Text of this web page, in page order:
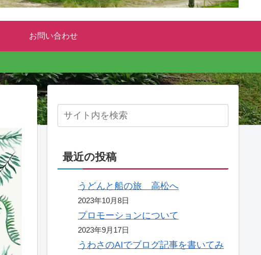
お問い合わせ
最近の投稿
うどんと船の旅 高松へ
2023年10月8日
プロモーションについて
2023年9月17日
うわさのAIでブログ記事を書いてみ